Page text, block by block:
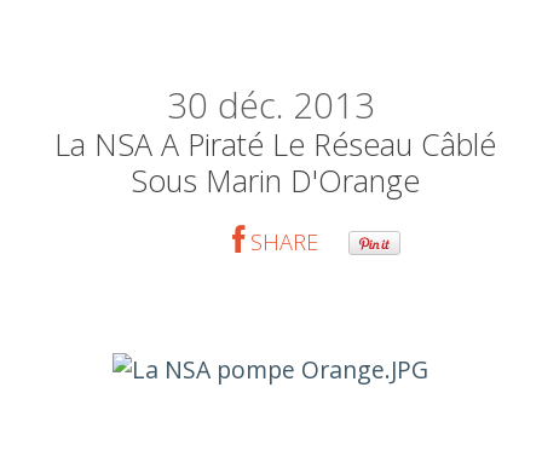
30 déc. 2013
La NSA A Piraté Le Réseau Câblé
Sous Marin D'Orange
SHARE